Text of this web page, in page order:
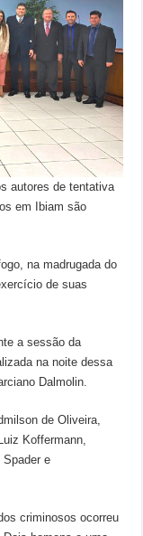
autores de tentativa
em Ibiam são
na madrugada do
de suas
a sessão da
na noite dessa
Dalmolin.
de Oliveira,
Koffermann,
e
criminosos ocorreu